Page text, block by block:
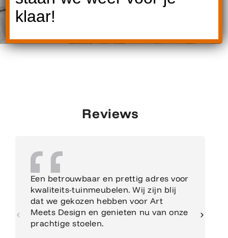
Reviews
Een betrouwbaar en prettig adres voor
kwaliteits-tuinmeubelen. Wij zijn blij
dat we gekozen hebben voor Art
Meets Design en genieten nu van onze
prachtige stoelen.
klaar!